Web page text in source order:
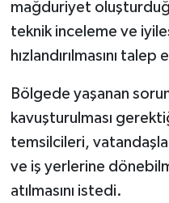
mağduriyet
teknik inceleme ve
hızlandırılmasını talep
Bölgede yaşanan
kavuşturulması
temsilcileri,
ve iş yerlerine
atılmasını istedi.